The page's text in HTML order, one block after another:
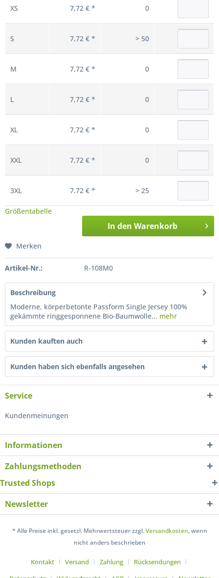
XS 7,72 € * 0
S 7,72 € * > 50
M 7,72 € * 0
L 7,72 € * 0
XL 7,72 € * 0
XXL 7,72 € * 0
3XL 7,72 € * > 25
Größentabelle
In den Warenkorb
Merken
Artikel-Nr.: R-108M0
Beschreibung
Moderne, körperbetonte Passform Single Jersey 100%
gekämmte ringgesponnene Bio-Baumwolle... mehr
Kunden kauften auch
Kunden haben sich ebenfalls angesehen
Service
Kundenmeinungen
Informationen
Zahlungsmethoden
Trusted Shops
Newsletter
* Alle Preise inkl. gesetzl. Mehrwertsteuer zzgl.Versandkosten, wenn
nicht anders beschrieben
Kontakt Versand Zahlung
Rücksendungen